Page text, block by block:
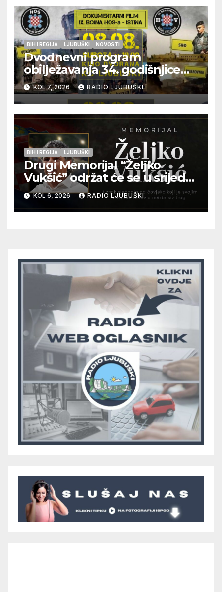
BIH I REGIJA LJUBUŠKI NOVOSTI
Dvodnevni program
obilježavanja 34. godišnjice
pogibije generala Blaža
Kraljevića i osmorice
pripadnika HOS-a
KOL 7, 2026 RADIO LJUBUŠKI
BIH I REGIJA LJUBUŠKI
Drugi Memorijal “Željko
Vukšić” održat će se u srijedu
12. kolovoza u Otoku
KOL 6, 2026 RADIO LJUBUŠKI